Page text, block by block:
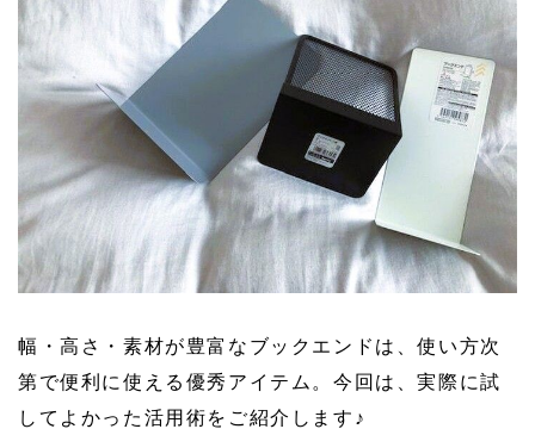
幅・高さ・素材が豊富なブックエンドは、使い方次
第で便利に使える優秀アイテム。今回は、実際に試
してよかった活用術をご紹介します♪